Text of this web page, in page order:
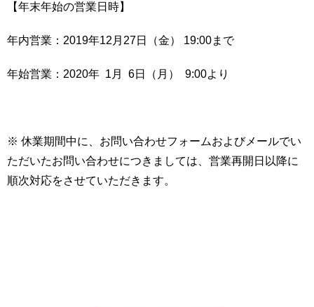
【年末年始の営業日時】
年内営業：2019年12月27日（金） 19:00まで
年始営業：2020年 1月 6日（月） 9:00より
※ 休業期間中に、お問い合わせフォームおよびメールでい
ただいたお問い合わせにつきましては、営業再開日以降に
順次対応をさせていただきます。